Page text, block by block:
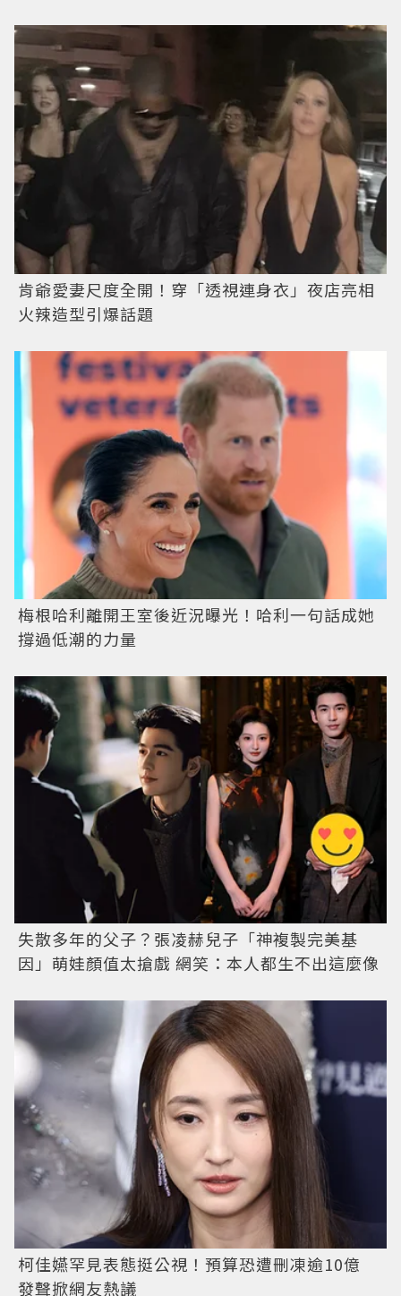
肯爺愛妻尺度全開！穿「透視連身衣」夜店亮相
火辣造型引爆話題
梅根哈利離開王室後近況曝光！哈利一句話成她
撐過低潮的力量
失散多年的父子？張凌赫兒子「神複製完美基
因」萌娃顏值太搶戲 網笑：本人都生不出這麼像
柯佳嬿罕見表態挺公視！預算恐遭刪凍逾10億
發聲掀網友熱議